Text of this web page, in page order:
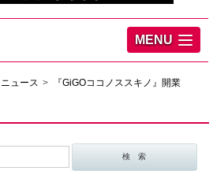
MENU
ニュース 『GiGOココノススキノ』開業